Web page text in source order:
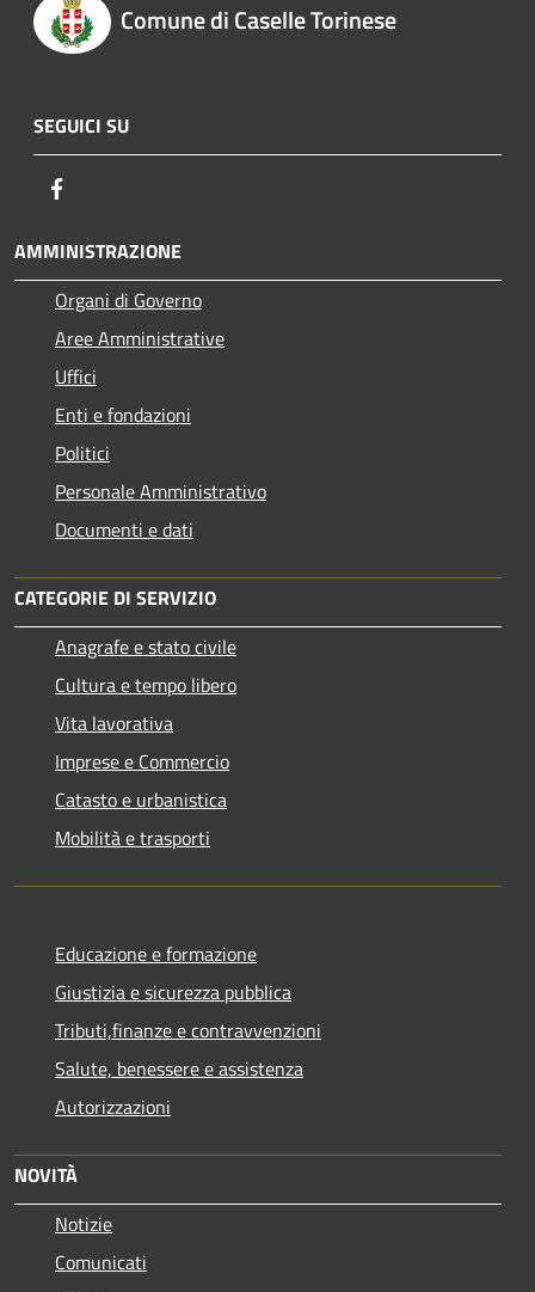
Comune di Caselle Torinese
SEGUICI SU
AMMINISTRAZIONE
Organi di Governo
Aree Amministrative
Uffici
Enti e fondazioni
Politici
Personale Amministrativo
Documenti e dati
CATEGORIE DI SERVIZIO
Anagrafe e stato civile
Cultura e tempo libero
Vita lavorativa
Imprese e Commercio
Catasto e urbanistica
Mobilità e trasporti
Educazione e formazione
Giustizia e sicurezza pubblica
Tributi,finanze e contravvenzioni
Salute, benessere e assistenza
Autorizzazioni
NOVITÀ
Notizie
Comunicati